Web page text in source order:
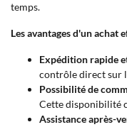
temps.
Les avantages d'un achat
Expédition rapide
contrôle direct sur
Possibilité de
Cette disponibilité
Assistance après-